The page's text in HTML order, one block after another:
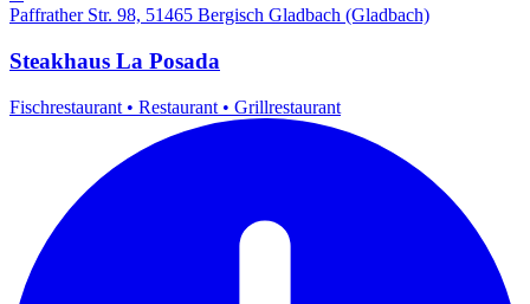
Paffrather Str. 98, 51465 Bergisch Gladbach (Gladbach)
Steakhaus La Posada
Fischrestaurant • Restaurant • Grillrestaurant